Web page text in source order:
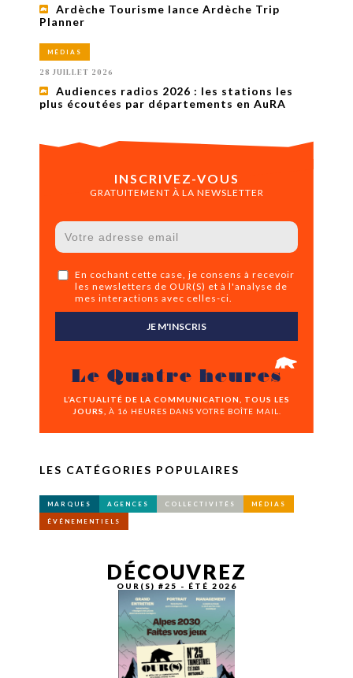
Ardèche Tourisme lance Ardèche Trip
Planner
MÉDIAS
28 JUILLET 2026
Audiences radios 2026 : les stations les
plus écoutées par départements en AuRA
INSCRIVEZ-VOUS
GRATUITEMENT À LA NEWSLETTER
En cochant cette case, je consens à recevoir
les newsletters de OUR(S) et à l'analyse de
mes interactions avec celles-ci.
JE M'INSCRIS
Le Quatre heures
L’ACTUALITÉ DE LA COMMUNICATION, TOUS LES
JOURS,
À 16 HEURES DANS VOTRE BOÎTE MAIL.
LES CATÉGORIES POPULAIRES
MARQUES AGENCES COLLECTIVITÉS MÉDIAS
ÉVÉNEMENTIELS
DÉCOUVREZ
OUR(S) #25 - ÉTÉ 2026